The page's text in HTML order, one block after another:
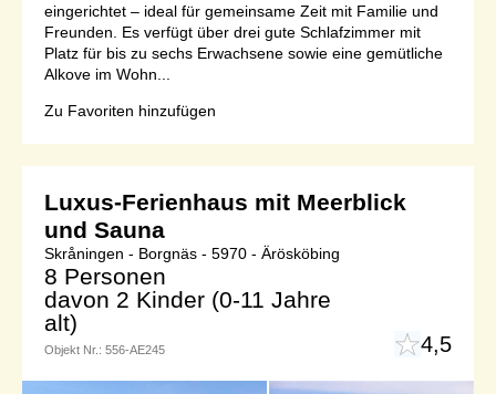
eingerichtet – ideal für gemeinsame Zeit mit Familie und
Freunden. Es verfügt über drei gute Schlafzimmer mit
Platz für bis zu sechs Erwachsene sowie eine gemütliche
Alkove im Wohn...
Zu Favoriten hinzufügen
Luxus-Ferienhaus mit Meerblick
und Sauna
Skråningen - Borgnäs - 5970 - Ärösköbing
8 Personen
davon 2 Kinder (0-11 Jahre
alt)
Objekt Nr.: 556-AE245 4,5